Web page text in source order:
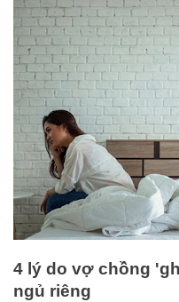
4 lý do vợ chồng
ngủ riêng